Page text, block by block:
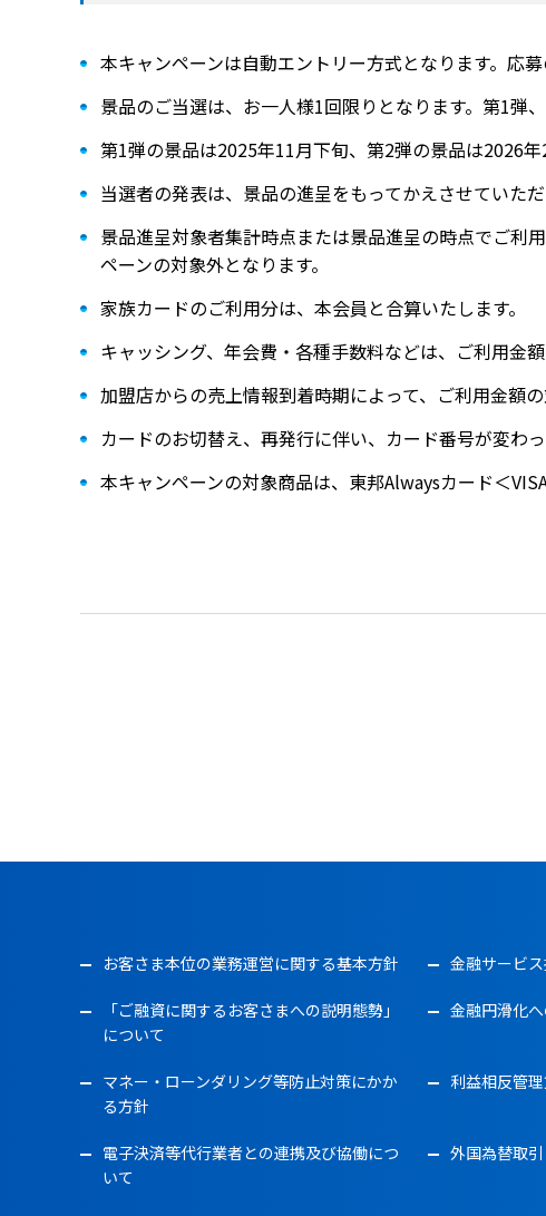
本キャンペーンは自動エントリー方式となります。応募
景品のご当選は、お一人様1回限りとなります。第1弾
第1弾の景品は2025年11月下旬、第2弾の景品は2026
当選者の発表は、景品の進呈をもってかえさせていた
景品進呈対象者集計時点または景品進呈の時点でご利
ペーンの対象外となります。
家族カードのご利用分は、本会員と合算いたします。
キャッシング、年会費・各種手数料などは、ご利用金額
加盟店からの売上情報到着時期によって、ご利用金額
カードのお切替え、再発行に伴い、カード番号が変わ
本キャンペーンの対象商品は、東邦Alwaysカード＜
お客さま本位の業務運営に関する基本方針 金融サービ
「ご融資に関するお客さまへの説明態勢」
について
金融円滑化
マネー・ローンダリング等防止対策にかか
る方針
利益相反管
電子決済等代行業者との連携及び協働につ
いて
外国為替取